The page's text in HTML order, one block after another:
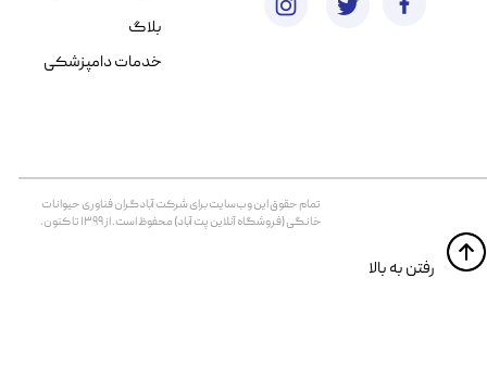
تمام حقوق اين وب‌سايت برای شرکت آبادگران فناوری حیوانات
خانگی (فروشگاه آنلاین پت آباد) محفوظ است. از ۱۳۹۹ تا کنون.
​​رفتن به بالا
بلاگ
خدمات دامپزشکی